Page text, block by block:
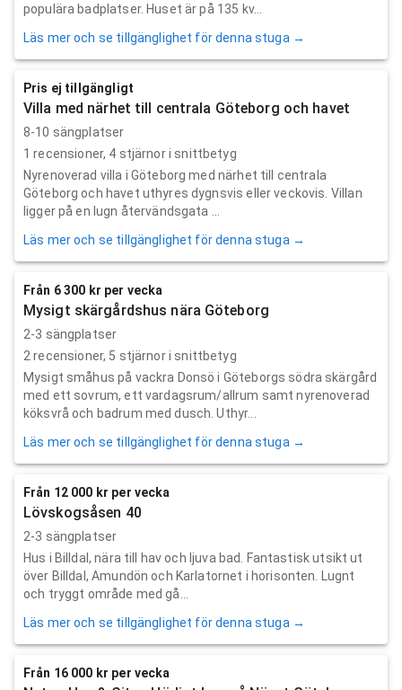
populära badplatser. Huset är på 135 kv...
Läs mer och se tillgänglighet för denna stuga →
Pris ej tillgängligt
Villa med närhet till centrala Göteborg och havet
8-10 sängplatser
1 recensioner, 4 stjärnor i snittbetyg
Nyrenoverad villa i Göteborg med närhet till centrala
Göteborg och havet uthyres dygnsvis eller veckovis. Villan
ligger på en lugn återvändsgata ...
Läs mer och se tillgänglighet för denna stuga →
Från 6 300 kr per vecka
Mysigt skärgårdshus nära Göteborg
2-3 sängplatser
2 recensioner, 5 stjärnor i snittbetyg
Mysigt småhus på vackra Donsö i Göteborgs södra skärgård
med ett sovrum, ett vardagsrum/allrum samt nyrenoverad
köksvrå och badrum med dusch. Uthyr...
Läs mer och se tillgänglighet för denna stuga →
Från 12 000 kr per vecka
Lövskogsåsen 40
2-3 sängplatser
Hus i Billdal, nära till hav och ljuva bad. Fantastisk utsikt ut
över Billdal, Amundön och Karlatornet i horisonten. Lugnt
och tryggt område med gå...
Läs mer och se tillgänglighet för denna stuga →
Från 16 000 kr per vecka